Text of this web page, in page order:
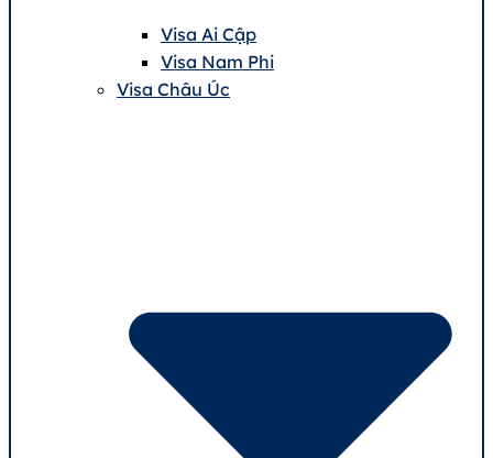
Visa Ai Cập
Visa Nam Phi
Visa Châu Úc